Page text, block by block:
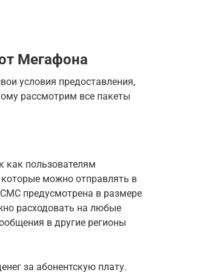
Мегафона
условия предоставления,
рассмотрим все пакеты
как пользователям
которые можно отправлять в
предусмотрена в размере
расходовать на любые
в другие регионы
за абонентскую плату.